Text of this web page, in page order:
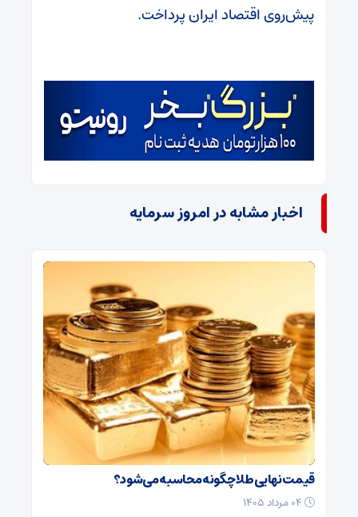
پیش‌روی اقتصاد ایران پرداخت.
اخبار مشابه در امروز سرمایه
قیمت نهایی طلا چگونه محاسبه می‌شود؟